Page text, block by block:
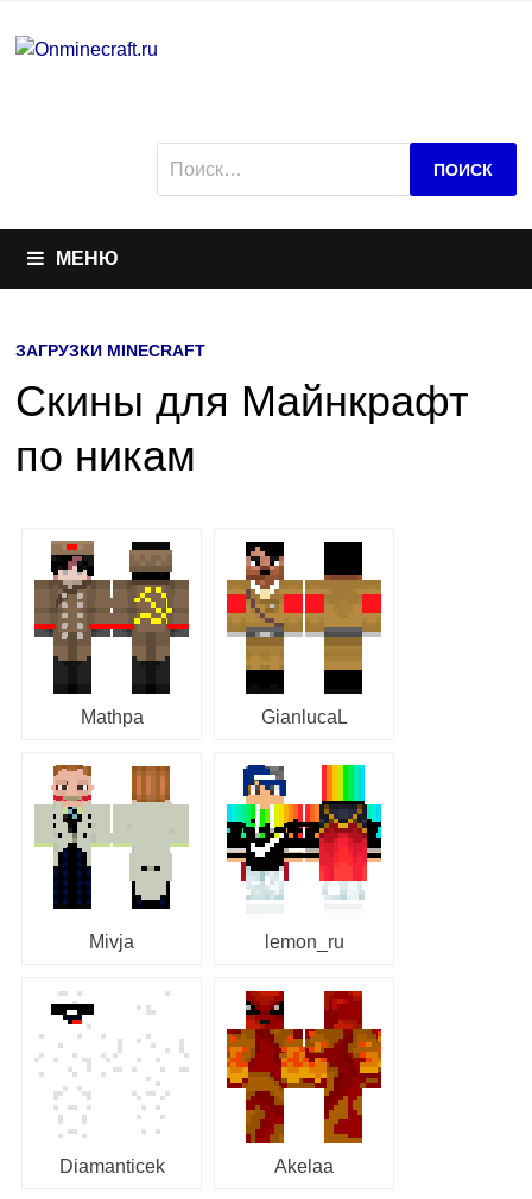
МЕНЮ
ЗАГРУЗКИ MINECRAFT
Скины для Майнкрафт
по никам
Mathpa GianlucaL
Mivja lemon_ru
Diamanticek Akelaa